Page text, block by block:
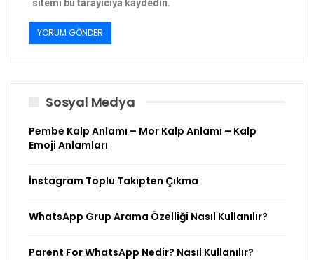
sitemi bu tarayıcıya kaydedin.
Sosyal Medya
Pembe Kalp Anlamı – Mor Kalp Anlamı – Kalp
Emoji Anlamları
İnstagram Toplu Takipten Çıkma
WhatsApp Grup Arama Özelliği Nasıl Kullanılır?
Parent For WhatsApp Nedir? Nasıl Kullanılır?